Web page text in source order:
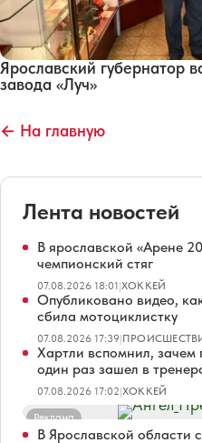
Ярославский губернатор
завода «Луч»
← На главную
Лента новостей
В ярославской «Арене
чемпионский стяг
07.08.2026 18:01|ХОККЕЙ
Опубликовано видео,
сбила мотоциклистку
07.08.2026 17:39|
Хартли вспомнил, зачем
один раз зашел в
07.08.2026 17:02|ХОККЕЙ
Реклама
В Ярославской области